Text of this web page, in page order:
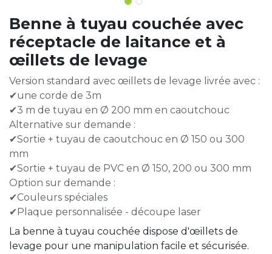
Benne à tuyau couchée avec
réceptacle de laitance et à
œillets de levage
Version standard avec œillets de levage livrée avec :
✔une corde de 3m
✔3 m de tuyau en Ø 200 mm en caoutchouc
Alternative sur demande :
✔Sortie + tuyau de caoutchouc en Ø 150 ou 300
mm
✔Sortie + tuyau de PVC en Ø 150, 200 ou 300 mm
Option sur demande :
✔Couleurs spéciales
✔Plaque personnalisée - découpe laser
La benne à tuyau couchée dispose d'œillets de
levage pour une manipulation facile et sécurisée.